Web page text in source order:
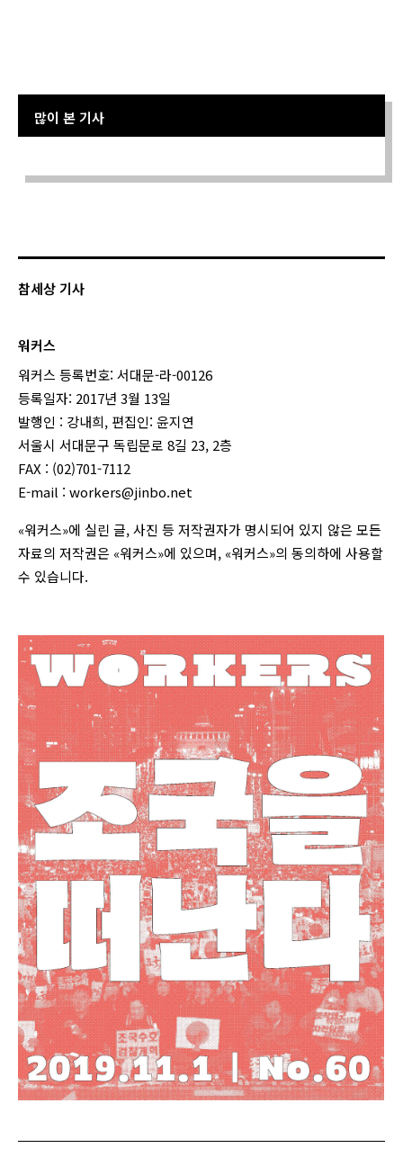
많이 본 기사
참세상 기사
워커스
워커스 등록번호: 서대문-라-00126
등록일자: 2017년 3월 13일
발행인 : 강내희, 편집인: 윤지연
서울시 서대문구 독립문로 8길 23, 2층
FAX : (02)701-7112
E-mail : workers@jinbo.net
«워커스»에 실린 글, 사진 등 저작권자가 명시되어 있지 않은 모든
자료의 저작권은 «워커스»에 있으며, «워커스»의 동의하에 사용할
수 있습니다.